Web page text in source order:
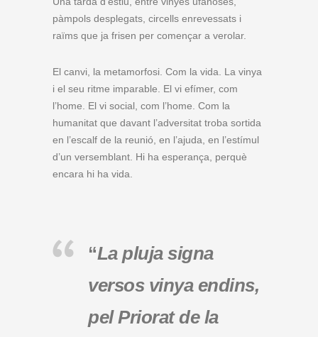
pàmpols desplegats, circells enrevessats i
raïms que ja frisen per començar a verolar.
El canvi, la metamorfosi. Com la vida. La vinya
i el seu ritme imparable. El vi efímer, com
l’home. El vi social, com l’home. Com la
humanitat que davant l’adversitat troba sortida
en l’escalf de la reunió, en l’ajuda, en l’estímul
d’un versemblant. Hi ha esperança, perquè
encara hi ha vida.
“La pluja signa
versos vinya endins,
pel Priorat de la